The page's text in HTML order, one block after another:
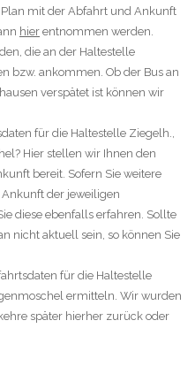
mit der Abfahrt und Ankunft
hier entnommen werden.
die an der Haltestelle
bzw. ankommen. Ob der Bus an
verspätet ist können wir
für die Haltestelle Ziegelh.,
Hier stellen wir Ihnen den
bereit. Sofern Sie weitere
der jeweiligen
diese ebenfalls erfahren. Sollte
nicht aktuell sein, so können Sie
für die Haltestelle
ermitteln. Wir wurden
später hierher zurück oder